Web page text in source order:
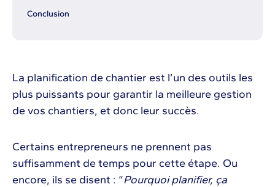
Conclusion
La planification de chantier est l’un des outils les
plus puissants pour garantir la meilleure gestion
de vos chantiers, et donc leur succès.
Certains entrepreneurs ne prennent pas
suffisamment de temps pour cette étape. Ou
encore, ils se disent : “Pourquoi planifier, ça